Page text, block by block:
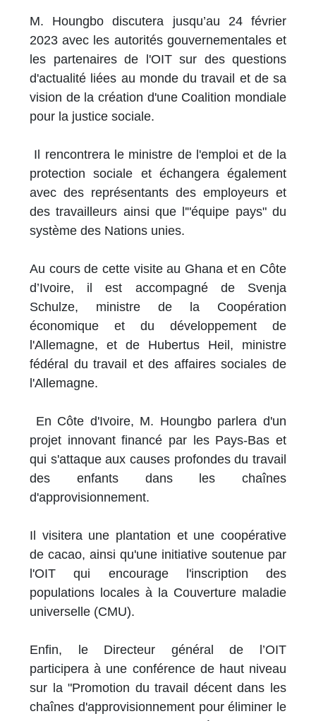
M. Houngbo discutera jusqu’au 24 février
2023 avec les autorités gouvernementales et
les partenaires de l'OIT sur des questions
d'actualité liées au monde du travail et de sa
vision de la création d'une Coalition mondiale
pour la justice sociale.
Il rencontrera le ministre de l'emploi et de la
protection sociale et échangera également
avec des représentants des employeurs et
des travailleurs ainsi que l'"équipe pays" du
système des Nations unies.
Au cours de cette visite au Ghana et en Côte
d’Ivoire, il est accompagné de Svenja
Schulze, ministre de la Coopération
économique et du développement de
l'Allemagne, et de Hubertus Heil, ministre
fédéral du travail et des affaires sociales de
l'Allemagne.
En Côte d'Ivoire, M. Houngbo parlera d'un
projet innovant financé par les Pays-Bas et
qui s'attaque aux causes profondes du travail
des enfants dans les chaînes
d'approvisionnement.
Il visitera une plantation et une coopérative
de cacao, ainsi qu'une initiative soutenue par
l'OIT qui encourage l'inscription des
populations locales à la Couverture maladie
universelle (CMU).
Enfin, le Directeur général de l’OIT
participera à une conférence de haut niveau
sur la "Promotion du travail décent dans les
chaînes d'approvisionnement pour éliminer le